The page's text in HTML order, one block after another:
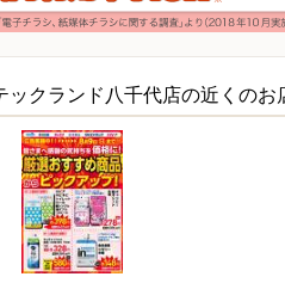
ックランド八千代店の近くのお